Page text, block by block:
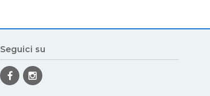
Seguici su